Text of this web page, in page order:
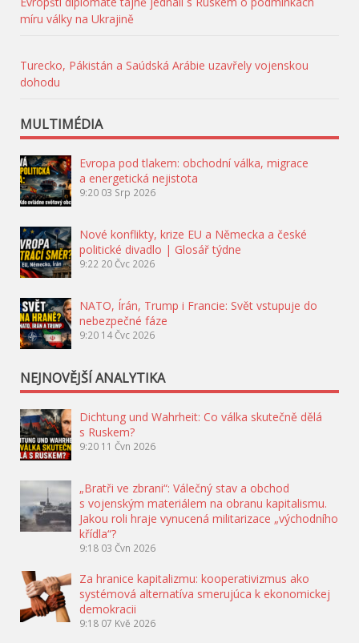
míru války na Ukrajině
Turecko, Pákistán a Saúdská Arábie uzavřely vojenskou
dohodu
MULTIMÉDIA
Evropa pod tlakem: obchodní válka, migrace
a energetická nejistota
9:20 03 Srp 2026
Nové konflikty, krize EU a Německa a české
politické divadlo | Glosář týdne
9:22 20 Čvc 2026
NATO, Írán, Trump i Francie: Svět vstupuje do
nebezpečné fáze
9:20 14 Čvc 2026
NEJNOVĚJŠÍ ANALYTIKA
Dichtung und Wahrheit: Co válka skutečně dělá
s Ruskem?
9:20 11 Čvn 2026
„Bratři ve zbrani“: Válečný stav a obchod
s vojenským materiálem na obranu kapitalismu.
Jakou roli hraje vynucená militarizace „východního
křídla“?
9:18 03 Čvn 2026
Za hranice kapitalizmu: kooperativizmus ako
systémová alternatíva smerujúca k ekonomickej
demokracii
9:18 07 Kvě 2026